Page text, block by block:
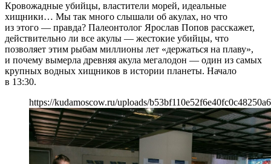
Кровожадные убийцы, властители морей, идеальные
хищники… Мы так много слышали об акулах, но что
из этого — правда? Палеонтолог Ярослав Попов расскажет,
действительно ли все акулы — жестокие убийцы, что
позволяет этим рыбам миллионы лет «держаться на плаву»,
и почему вымерла древняя акула мегалодон — один из самых
крупных водных хищников в истории планеты. Начало
в 13:30.
https://kudamoscow.ru/uploads/